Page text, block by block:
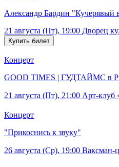
Александр Бардин "Кучерявый
21 августа (Пт), 19:00 Дворец
Концерт
GOOD TIMES | ГУДТАЙМС в
21 августа (Пт), 21:00 Арт-клуб
Концерт
"Прикоснись к звуку"
26 августа (Ср), 19:00 Ваксман-